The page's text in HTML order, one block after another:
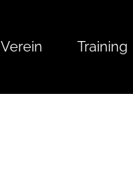
Verein Training